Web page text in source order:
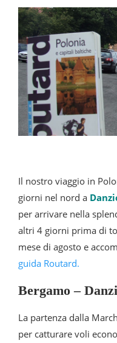
Il nostro viaggio in
giorni nel nord a
per arrivare nella
altri 4 giorni prima di
mese di agosto e
guida Routard.
Bergamo –
La partenza dalla
per catturare voli